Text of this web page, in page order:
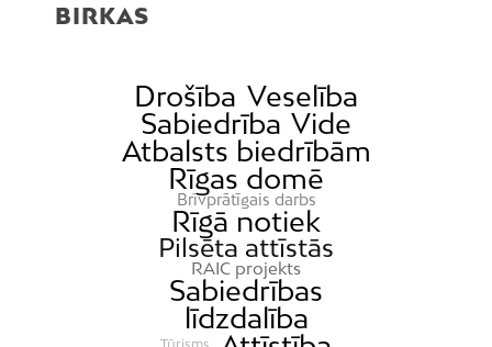
BIRKAS
Drošība Veselība
Sabiedrība Vide
Atbalsts biedrībām
Rīgas domē
Brīvprātīgais darbs
Rīgā notiek
Pilsēta attīstās
RAIC projekts
Sabiedrības
līdzdalība